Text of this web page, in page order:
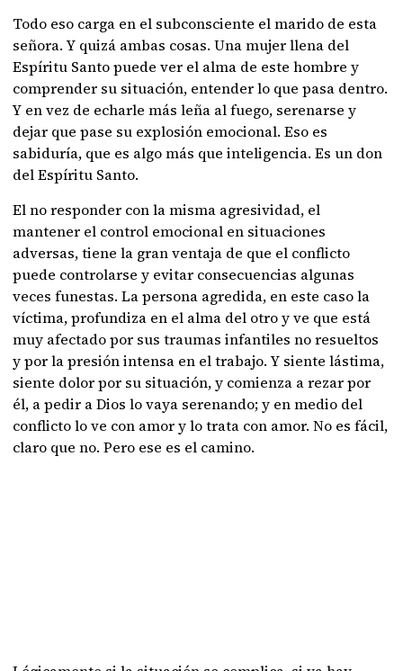
Todo eso carga en el subconsciente el marido de esta
señora. Y quizá ambas cosas. Una mujer llena del
Espíritu Santo puede ver el alma de este hombre y
comprender su situación, entender lo que pasa dentro.
Y en vez de echarle más leña al fuego, serenarse y
dejar que pase su explosión emocional. Eso es
sabiduría, que es algo más que inteligencia. Es un don
del Espíritu Santo.
El no responder con la misma agresividad, el
mantener el control emocional en situaciones
adversas, tiene la gran ventaja de que el conflicto
puede controlarse y evitar consecuencias algunas
veces funestas. La persona agredida, en este caso la
víctima, profundiza en el alma del otro y ve que está
muy afectado por sus traumas infantiles no resueltos
y por la presión intensa en el trabajo. Y siente lástima,
siente dolor por su situación, y comienza a rezar por
él, a pedir a Dios lo vaya serenando; y en medio del
conflicto lo ve con amor y lo trata con amor. No es fácil,
claro que no. Pero ese es el camino.